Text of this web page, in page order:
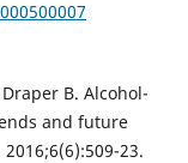
B. Alcohol-
and future
23.